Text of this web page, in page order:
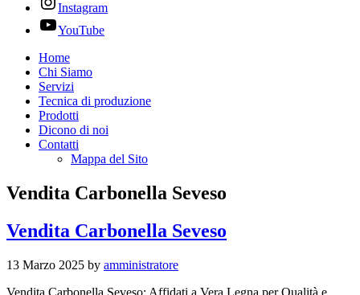
Instagram
YouTube
Home
Chi Siamo
Servizi
Tecnica di produzione
Prodotti
Dicono di noi
Contatti
Mappa del Sito
Vendita Carbonella Seveso
Vendita Carbonella Seveso
13 Marzo 2025 by amministratore
Vendita Carbonella Seveso: Affidati a Vera Legna per Qualità e